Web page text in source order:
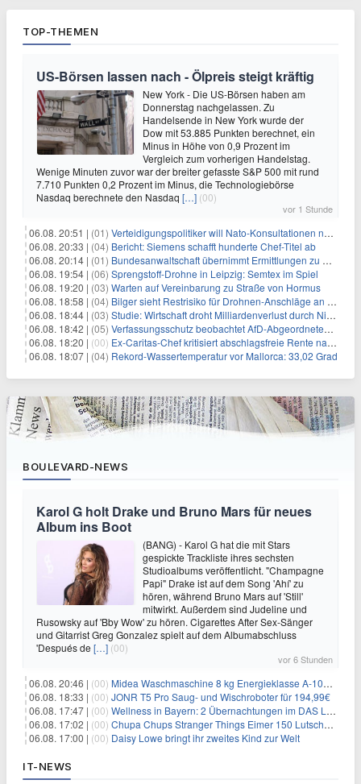
TOP-THEMEN
US-Börsen lassen nach - Ölpreis steigt kräftig
New York - Die US-Börsen haben am
Donnerstag nachgelassen. Zu
Handelsende in New York wurde der
Dow mit 53.885 Punkten berechnet, ein
Minus in Höhe von 0,9 Prozent im
Vergleich zum vorherigen Handelstag.
Wenige Minuten zuvor war der breiter gefasste S&P 500 mit rund
7.710 Punkten 0,2 Prozent im Minus, die Technologiebörse
Nasdaq berechnete den Nasdaq […] (00)
vor 1 Stunde
06.08. 20:51 | (01) Verteidigungspolitiker will Nato-Konsultationen nach Drohnenfund
06.08. 20:33 | (04) Bericht: Siemens schafft hunderte Chef-Titel ab
06.08. 20:14 | (01) Bundesanwaltschaft übernimmt Ermittlungen zu Drohnenvorfall
06.08. 19:54 | (06) Sprengstoff-Drohne in Leipzig: Semtex im Spiel
06.08. 19:20 | (03) Warten auf Vereinbarung zu Straße von Hormus
06.08. 18:58 | (04) Bilger sieht Restrisiko für Drohnen-Anschläge an Flughäfen
06.08. 18:44 | (03) Studie: Wirtschaft droht Milliardenverlust durch Niedrigwasser
06.08. 18:42 | (05) Verfassungsschutz beobachtet AfD-Abgeordneten Nolte
06.08. 18:20 | (00) Ex-Caritas-Chef kritisiert abschlagsfreie Rente nach 45 Jahren
06.08. 18:07 | (04) Rekord-Wassertemperatur vor Mallorca: 33,02 Grad
BOULEVARD-NEWS
Karol G holt Drake und Bruno Mars für neues
Album ins Boot
(BANG) - Karol G hat die mit Stars
gespickte Trackliste ihres sechsten
Studioalbums veröffentlicht. "Champagne
Papi" Drake ist auf dem Song 'Ahí' zu
hören, während Bruno Mars auf 'Still'
mitwirkt. Außerdem sind Judeline und
Rusowsky auf 'Bby Wow' zu hören. Cigarettes After Sex-Sänger
und Gitarrist Greg Gonzalez spielt auf dem Albumabschluss
'Después de […] (00)
vor 6 Stunden
06.08. 20:46 | (00) Midea Waschmaschine 8 kg Energieklasse A-10% 1400 U/Min für 289,97€
06.08. 18:33 | (00) JONR T5 Pro Saug- und Wischroboter für 194,99€
06.08. 17:47 | (00) Wellness in Bayern: 2 Übernachtungen im DAS LUDWIG Sports Resort inkl. HP + Wellness ab 174€ p.P.
06.08. 17:02 | (00) Chupa Chups Stranger Things Eimer 150 Lutscher für 21,95€
06.08. 17:00 | (00) Daisy Lowe bringt ihr zweites Kind zur Welt
IT-NEWS